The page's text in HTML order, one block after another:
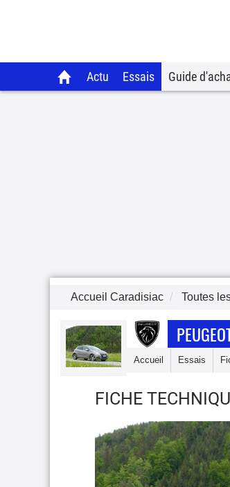
Actu Essais Guide
Accueil Caradisiac Toutes
Accueil Essais
FICHE